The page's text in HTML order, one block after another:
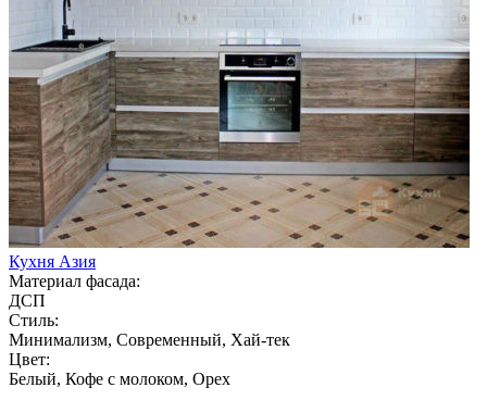
Кухня Азия
Материал фасада:
ДСП
Стиль:
Минимализм, Современный, Хай-тек
Цвет:
Белый, Кофе с молоком, Орех